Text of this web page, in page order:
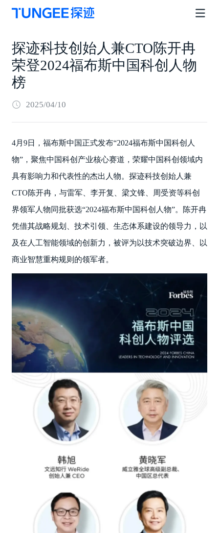
探迹科技创始人兼CTO陈开冉
荣登2024福布斯中国科创人物
榜
2025/04/10
4月9日，福布斯中国正式发布“2024福布斯中国科创人
物”，聚焦中国科创产业核心赛道，荣耀中国科创领域内
具有影响力和代表性的杰出人物。探迹科技创始人兼
CTO陈开冉，与雷军、李开复、梁文锋、周受资等科创
界领军人物同批获选“2024福布斯中国科创人物”。陈开冉
凭借其战略规划、技术引领、生态体系建设的领导力，以
及在人工智能领域的创新力，被评为以技术突破边界、以
商业智慧重构规则的领军者。